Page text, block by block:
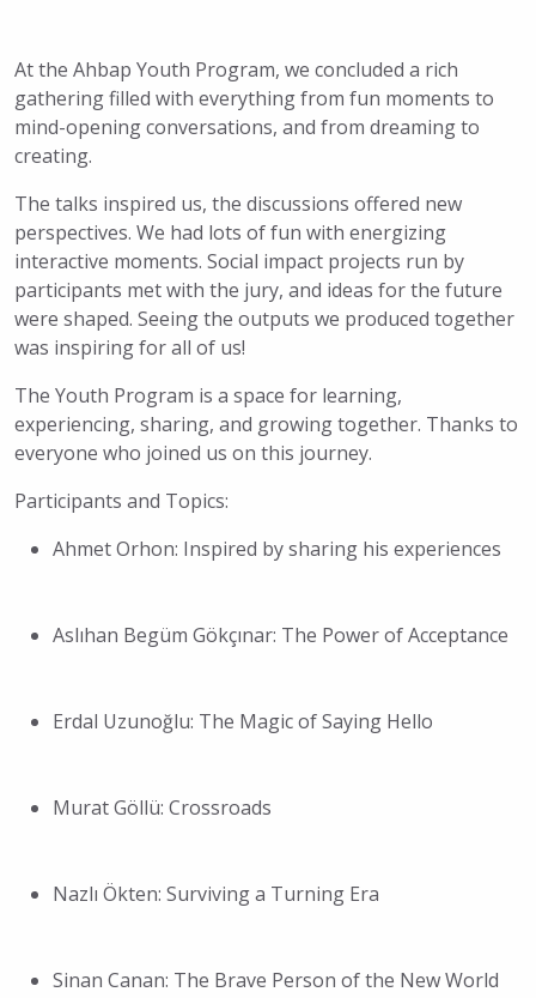
At the Ahbap Youth Program, we concluded a rich
gathering filled with everything from fun moments to
mind-opening conversations, and from dreaming to
creating.
The talks inspired us, the discussions offered new
perspectives. We had lots of fun with energizing
interactive moments. Social impact projects run by
participants met with the jury, and ideas for the future
were shaped. Seeing the outputs we produced together
was inspiring for all of us!
The Youth Program is a space for learning,
experiencing, sharing, and growing together. Thanks to
everyone who joined us on this journey.
Participants and Topics:
Ahmet Orhon: Inspired by sharing his experiences
Aslıhan Begüm Gökçınar: The Power of Acceptance
Erdal Uzunoğlu: The Magic of Saying Hello
Murat Göllü: Crossroads
Nazlı Ökten: Surviving a Turning Era
Sinan Canan: The Brave Person of the New World